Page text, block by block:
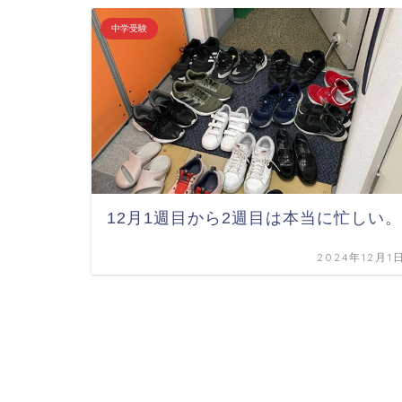
中学受験
12月1週目から2週目は本当に忙しい。
2024年12月1